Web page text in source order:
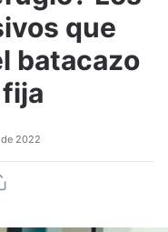
que
batacazo
2022